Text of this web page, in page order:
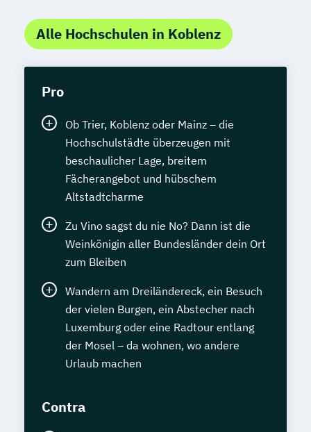
Alle Hochschulen in Koblenz
Pro
Ob Trier, Koblenz oder Mainz – die
Hochschulstädte überzeugen mit
beschaulicher Lage, breitem
Fächerangebot und hübschem
Altstadtcharme
Zu Vino sagst du nie No? Dann ist die
Weinkönigin aller Bundesländer dein Ort
zum Bleiben
Wandern am Dreiländereck, ein Besuch
der vielen Burgen, ein Abstecher nach
Luxemburg oder eine Radtour entlang
der Mosel – da wohnen, wo andere
Urlaub machen
Contra